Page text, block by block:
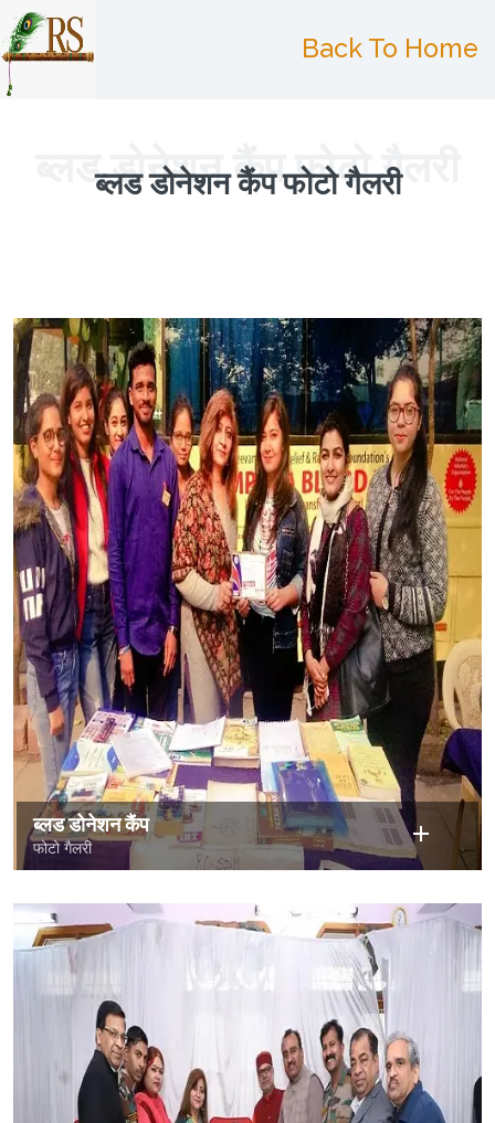
Back To Home
ब्लड डोनेशन कैंप फोटो गैलरी
ब्लड डोनेशन कैंप फोटो गैलरी
ब्लड डोनेशन कैंप
फोटो गैलरी